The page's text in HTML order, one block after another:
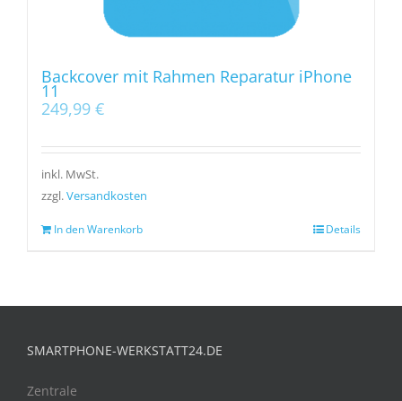
Backcover mit Rahmen Reparatur iPhone
11
249,99 €
inkl. MwSt.
zzgl.Versandkosten
In den Warenkorb Details
SMARTPHONE-WERKSTATT24.DE
Zentrale